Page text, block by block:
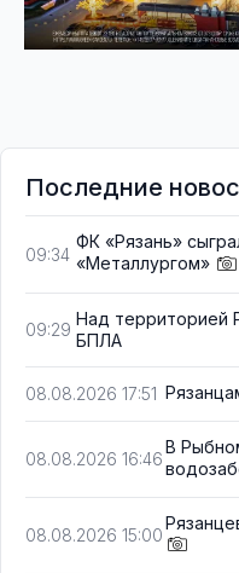
Последние
09:34
ФК «Рязань»
«Металлургом»
09:29
Над территорией
БПЛА
08.08.2026 17:51
08.08.2026 16:46
В
08.08.2026 15:00